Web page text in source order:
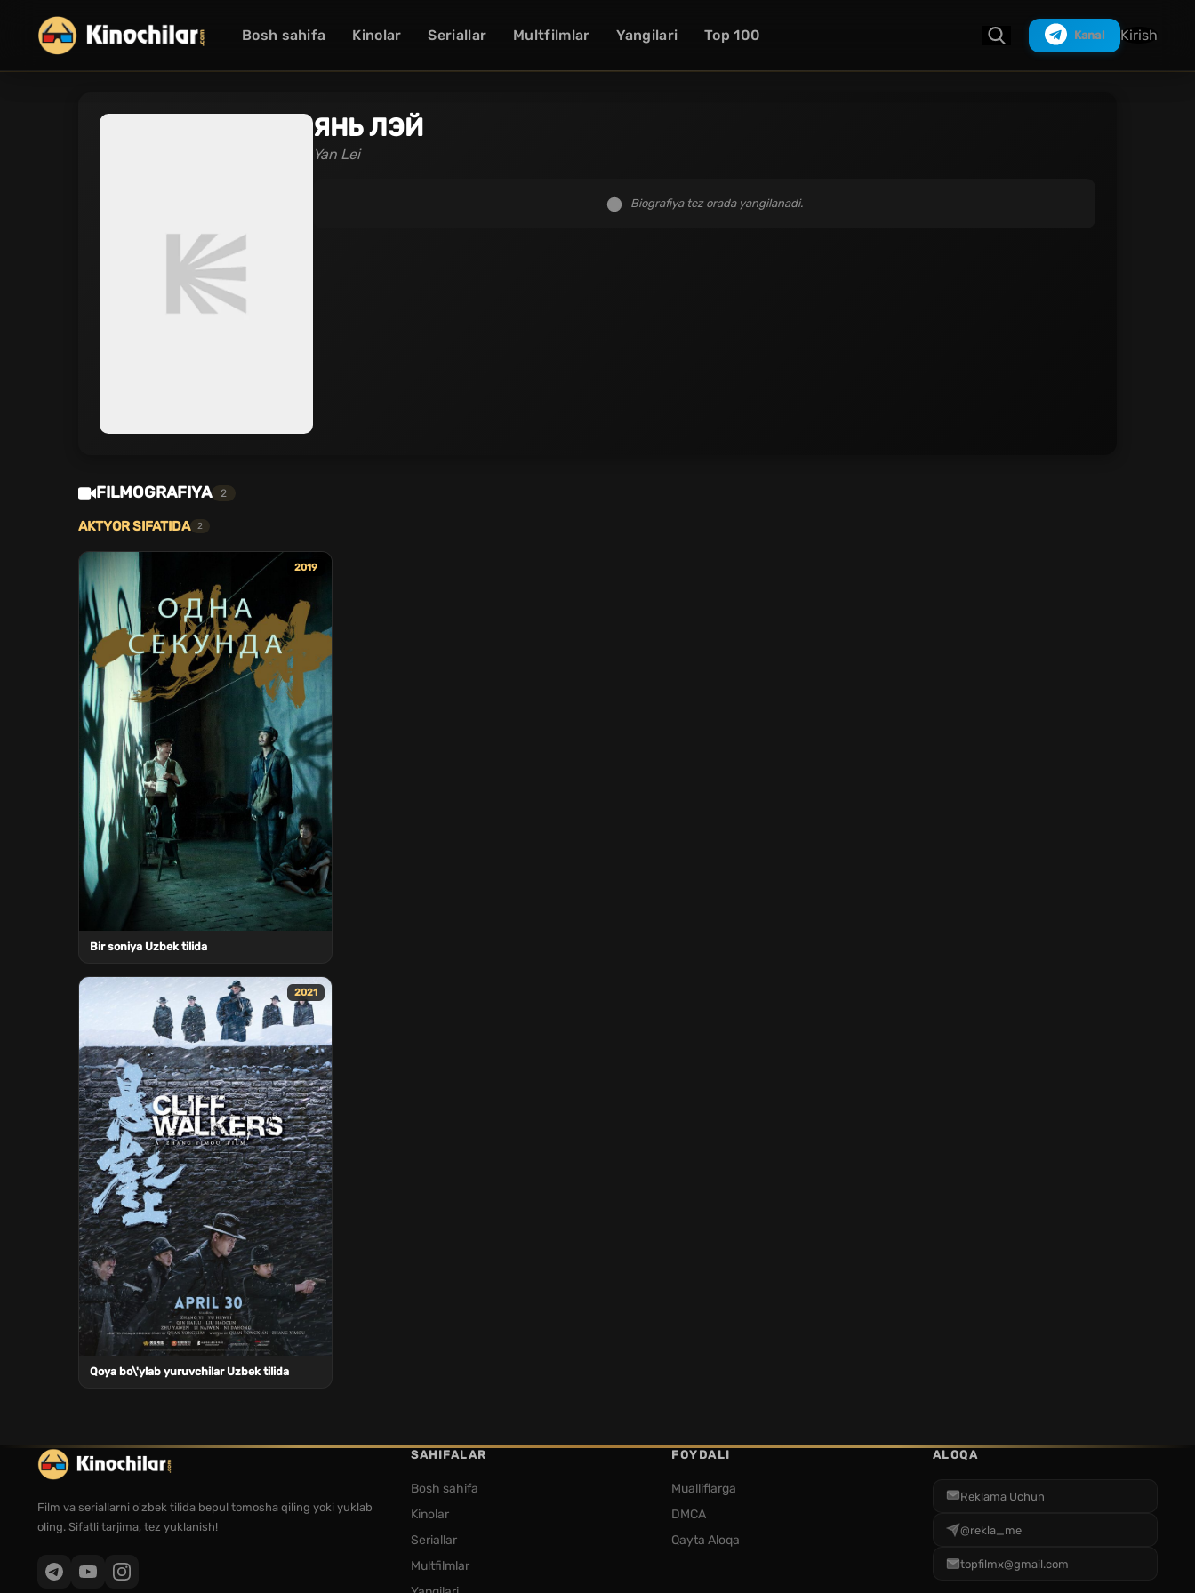
Bosh sahifa Kinolar Seriallar Multfilmlar Yangilari Top 100 Kanal Kirish
ЯНЬ ЛЭЙ
Yan Lei
Biografiya tez orada yangilanadi.
FILMOGRAFIYA 2
AKTYOR SIFATIDA 2
2019
Bir soniya Uzbek tilida
2021
Qoya bo\'ylab yuruvchilar Uzbek tilida
Film va seriallarni o'zbek tilida bepul tomosha qiling yoki yuklab
oling. Sifatli tarjima, tez yuklanish!
SAHIFALAR
Bosh sahifa
Kinolar
Seriallar
Multfilmlar
FOYDALI
Mualliflarga
DMCA
Qayta Aloqa
ALOQA
Reklama Uchun
@rekla_me
topfilmx@gmail.com